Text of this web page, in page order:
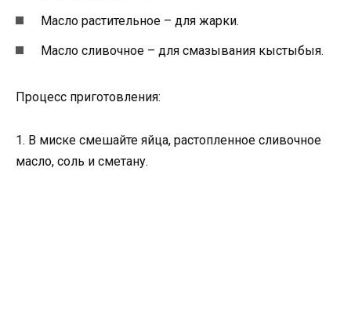
Масло растительное – для жарки.
Масло сливочное – для смазывания кыстыбыя.
Процесс приготовления:
1. В миске смешайте яйца, растопленное сливочное
масло, соль и сметану.